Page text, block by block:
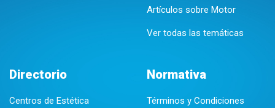
Artículos sobre Motor
Ver todas las temáticas
Directorio
Centros de Estética
Normativa
Términos y Condiciones